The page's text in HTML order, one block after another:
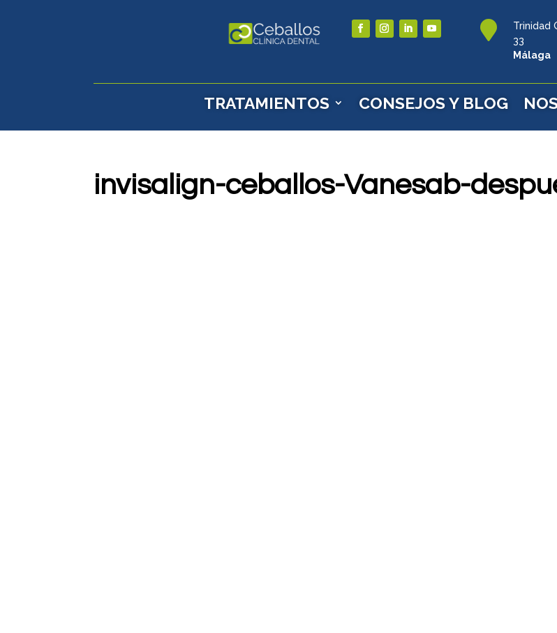

Trinidad
33
Málaga
TRATAMIENTOS CONSEJOS Y BLOG
invisalign-ceballos-Vanesab-